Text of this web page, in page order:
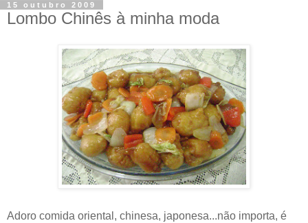
15 outubro 2009
Lombo Chinês à minha moda
Adoro comida oriental, chinesa, japonesa...não importa, é